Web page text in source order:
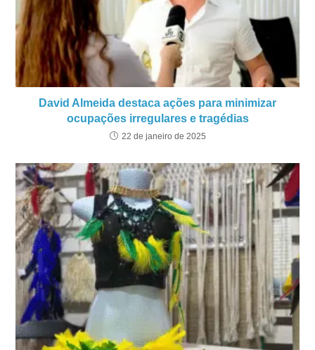
David Almeida destaca ações para minimizar
ocupações irregulares e tragédias
22 de janeiro de 2025